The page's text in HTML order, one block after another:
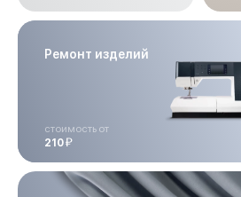
Ремонт изделий
стоимость от
210й